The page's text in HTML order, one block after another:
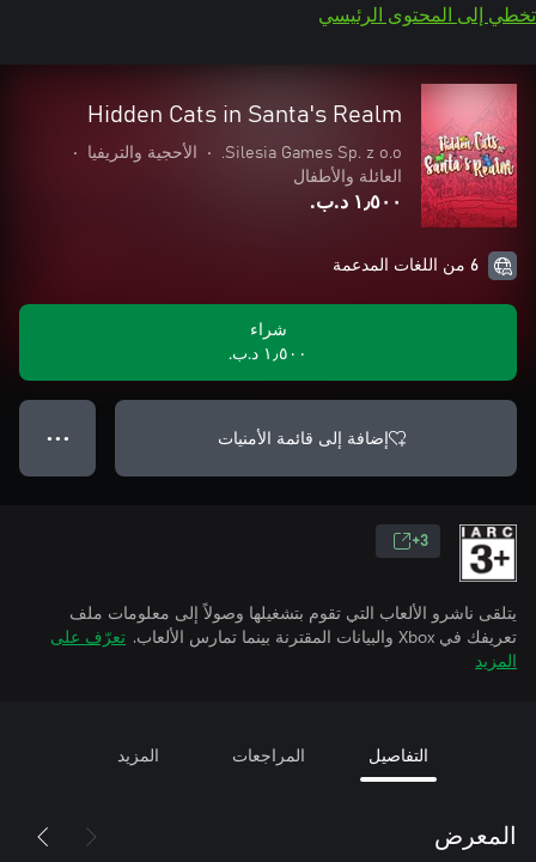
تخطي إلى المحتوى الرئيسي
Hidden Cats in Santa's Realm
Silesia Games Sp. z o.o.
• الأحجية والتريفيا
•
العائلة والأطفال
١٫٥٠٠ د.ب.‏
6 من اللغات المدعمة
شراء
١٫٥٠٠ د.ب.‏
إضافة إلى قائمة الأمنيات ● ● ●
3+
يتلقى ناشرو الألعاب التي تقوم بتشغيلها وصولاً إلى معلومات ملف
تعريفك في Xbox والبيانات المقترنة بينما تمارس الألعاب.
تعرّف على
المزيد
التفاصيل المراجعات المزيد
المعرض